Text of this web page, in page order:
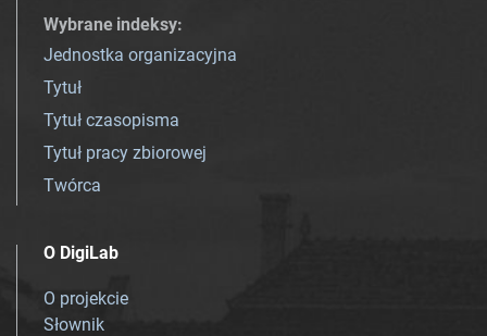
Wybrane indeksy:
Jednostka organizacyjna
Tytuł
Tytuł czasopisma
Tytuł pracy zbiorowej
Twórca
O DigiLab
O projekcie
Słownik